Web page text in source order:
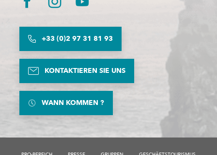
+33 (0)2 97 31 81 93
KONTAKTIEREN SIE UNS
WANN KOMMEN ?